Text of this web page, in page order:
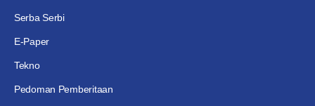
Serba Serbi
E-Paper
Tekno
Pedoman Pemberitaan